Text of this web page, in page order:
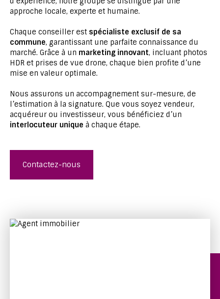
approche locale, experte et humaine.
Chaque conseiller est spécialiste exclusif de sa
commune, garantissant une parfaite connaissance du
marché. Grâce à un marketing innovant, incluant photos
HDR et prises de vue drone, chaque bien profite d’une
mise en valeur optimale.
Nous assurons un accompagnement sur-mesure, de
l’estimation à la signature. Que vous soyez vendeur,
acquéreur ou investisseur, vous bénéficiez d’un
interlocuteur unique à chaque étape.
Contactez-nous